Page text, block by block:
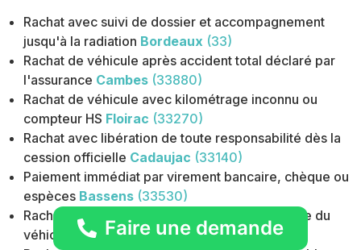
Rachat avec suivi de dossier et accompagnement
jusqu'à la radiation Bordeaux (33)
Rachat de véhicule après accident total déclaré par
l'assurance Cambes (33880)
Rachat de véhicule avec kilométrage inconnu ou
compteur HS Floirac (33270)
Rachat avec libération de toute responsabilité dès la
cession officielle Cadaujac (33140)
Paiement immédiat par virement bancaire, chèque ou
espèces Bassens (33530)
Rachat au poids ou à l'argus selon état et année du
véhicule
Canéjan (33610)
Faire une demande